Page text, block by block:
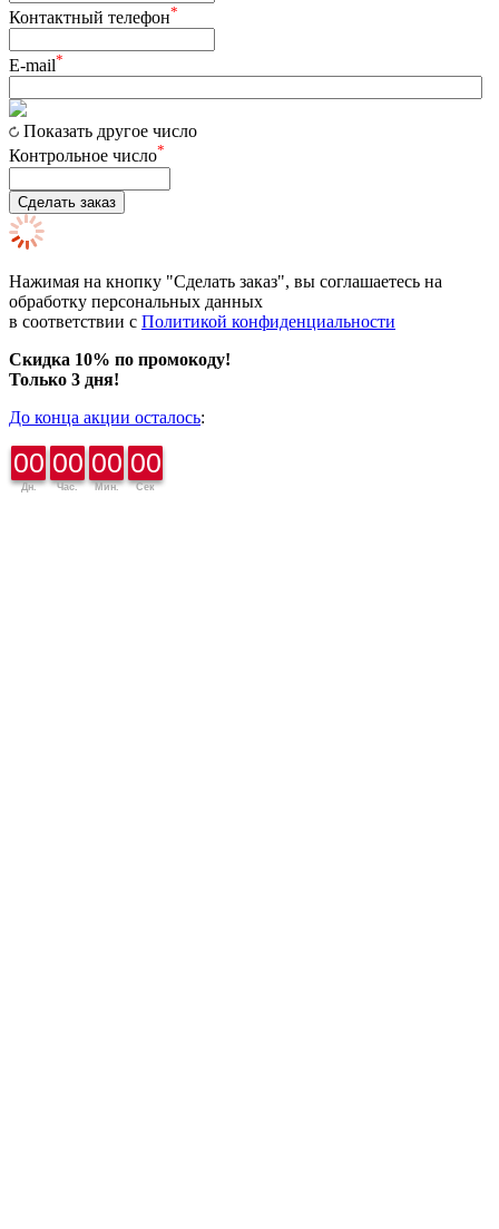
Контактный телефон*
E-mail*
Показать другое число
Контрольное число*
Сделать заказ
Нажимая на кнопку "Сделать заказ", вы соглашаетесь на
обработку персональных данных
в соответствии с Политикой конфиденциальности
Скидка 10% по промокоду!
Только 3 дня!
До конца акции осталось:
00
Дн.
00
Час.
00
Мин.
00
Сек